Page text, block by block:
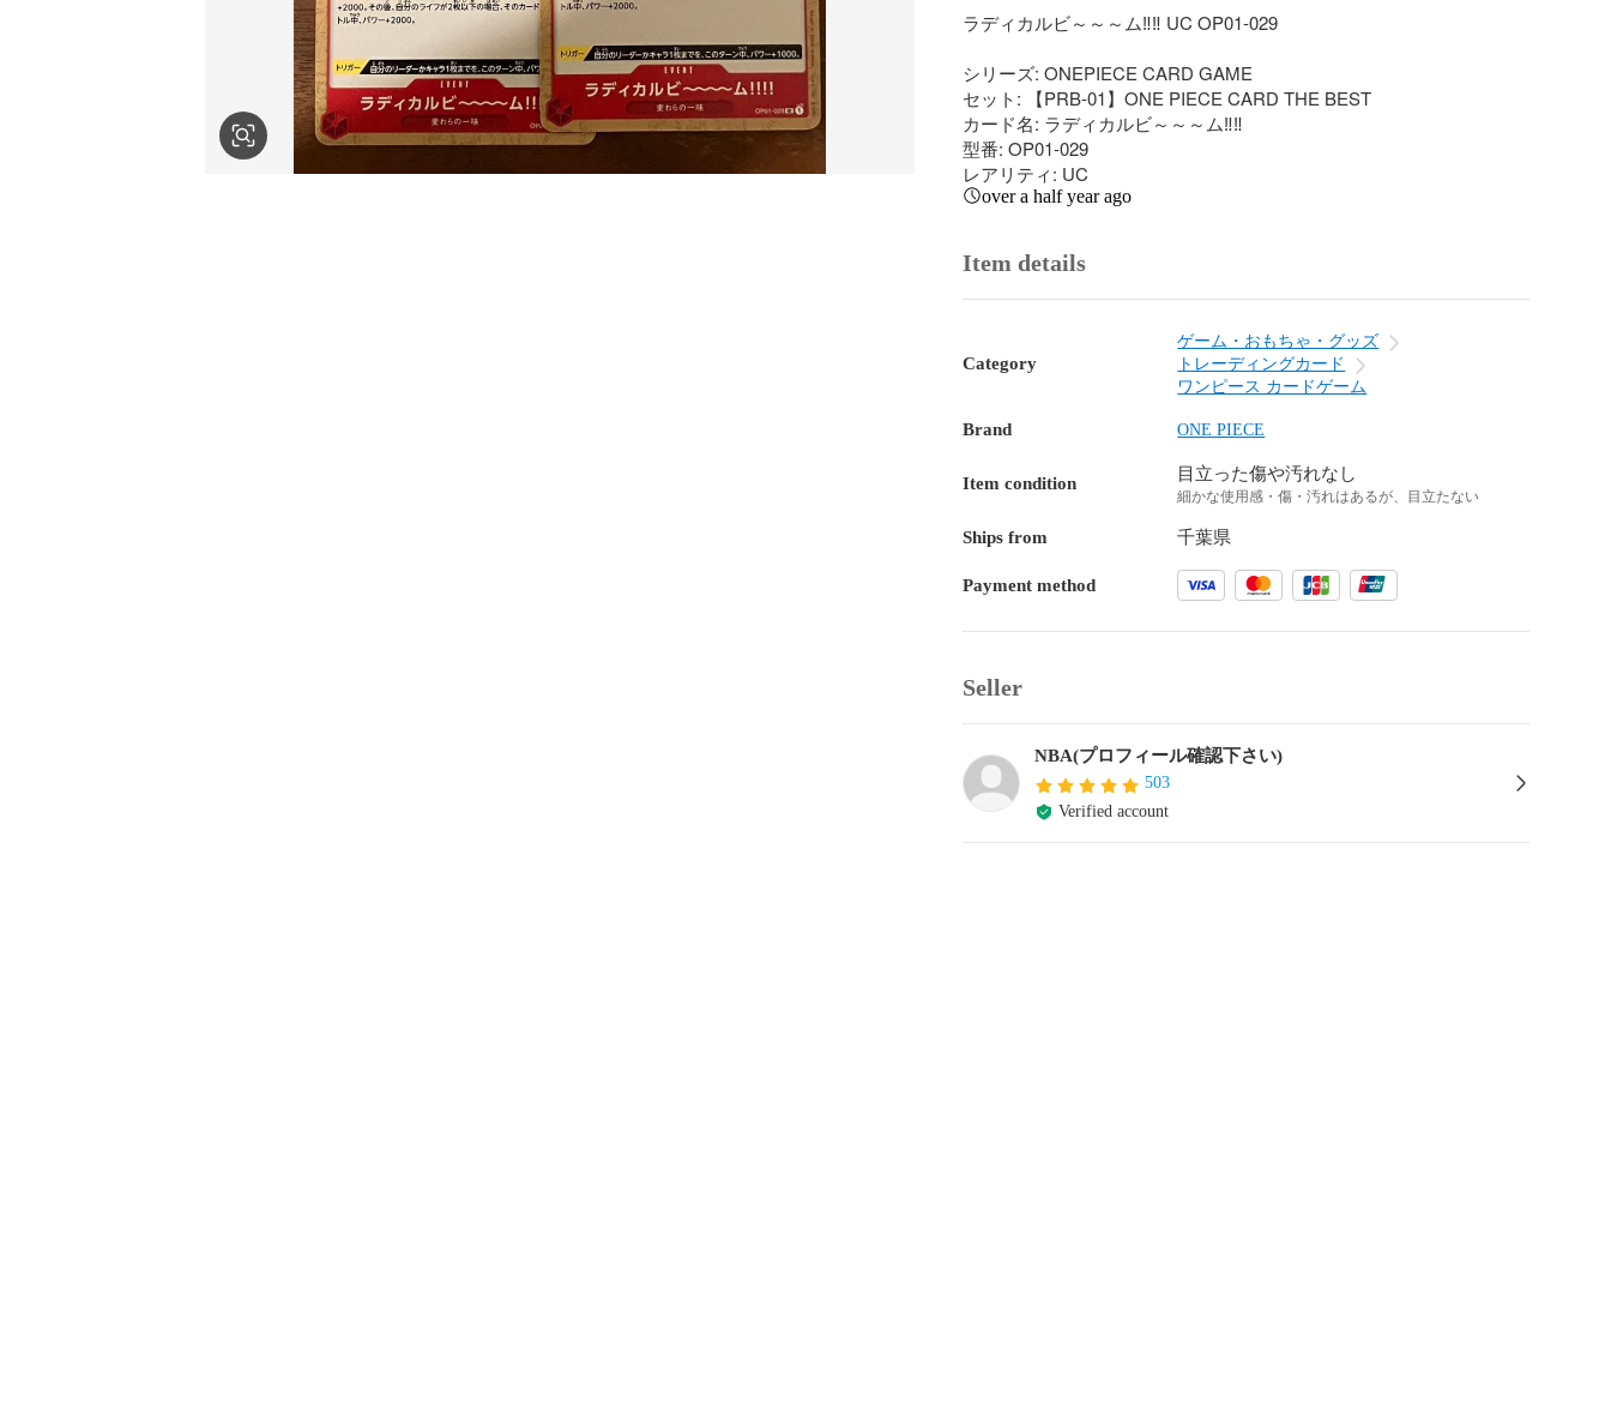
ラディカルビ～～～ム‼‼ UC OP01-029
シリーズ: ONEPIECE CARD GAME
セット: 【PRB-01】ONE PIECE CARD THE BEST
カード名: ラディカルビ～～～ム‼‼
型番: OP01-029
レアリティ: UC
over a half year ago
Item details
Category
ゲーム・おもちゃ・グッズ
トレーディングカード
ワンピース カードゲーム
Brand ONE PIECE
Item condition 目立った傷や汚れなし
細かな使用感・傷・汚れはあるが、目立たない
Ships from 千葉県
Payment method
Seller
NBA(プロフィール確認下さい)
503
Verified account